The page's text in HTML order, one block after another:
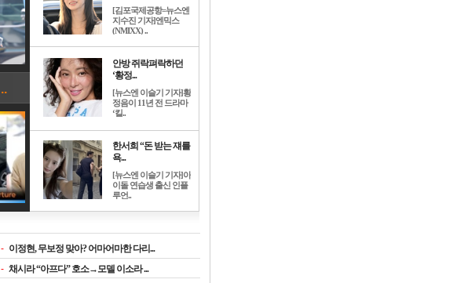
[김포국제공항=뉴스엔
지수진 기자]엔믹스
(NMIXX) ..
안방 쥐락펴락하던
‘황정...
[뉴스엔 이슬기 기자]황
정음이 11년 전 드라마
‘킬..
한서희 “돈 받는 쟤를
욕...
[뉴스엔 이슬기 기자]아
이돌 연습생 출신 인플
루언..
- 이정현, 무보정 맞아? 어마어마한 다리...
- 채시라 “아프다” 호소→모델 이소라 ...